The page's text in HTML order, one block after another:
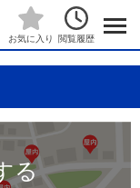
お気に入り 閲覧履歴
る